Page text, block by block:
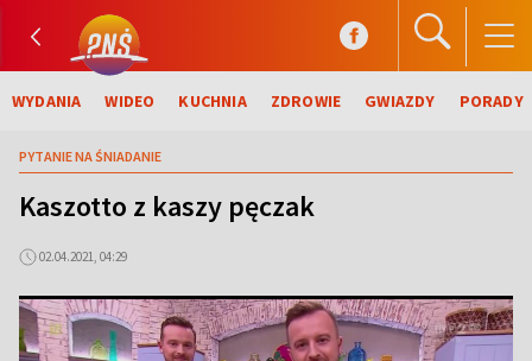
WYDANIA WIDEO KUCHNIA ZDROWIE GWIAZDY PORADY
PYTANIE NA ŚNIADANIE
Kaszotto z kaszy pęczak
02.04.2021, 04:29